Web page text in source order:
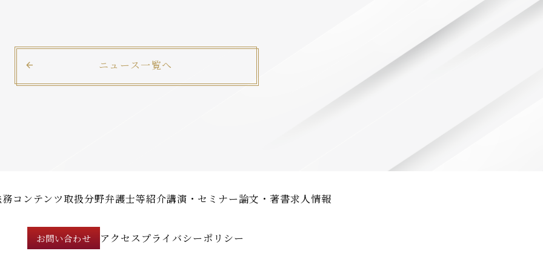
ニュース一覧へ
コンテンツ取扱分野弁護士等紹介講演・セミナー論文・著書求人情報
お問い合わせ アクセス プライバシーポリシー